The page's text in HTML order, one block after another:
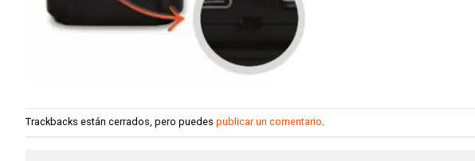
Trackbacks están cerrados, pero puedes publicar un comentario